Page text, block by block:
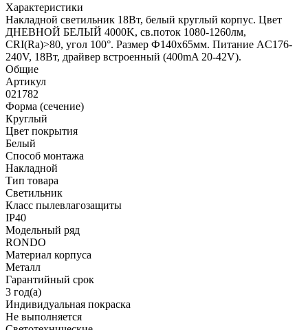
Характеристики
Накладной светильник 18Вт, белый круглый корпус. Цвет
ДНЕВНОЙ БЕЛЫЙ 4000K, св.поток 1080-1260лм,
CRI(Ra)>80, угол 100°. Размер Ф140x65мм. Питание AC176-
240V, 18Вт, драйвер встроенный (400mA 20-42V).
Общие
Артикул
021782
Форма (сечение)
Круглый
Цвет покрытия
Белый
Способ монтажа
Накладной
Тип товара
Светильник
Класс пылевлагозащиты
IP40
Модельный ряд
RONDO
Материал корпуса
Металл
Гарантийный срок
3 год(а)
Индивидуальная покраска
Не выполняется